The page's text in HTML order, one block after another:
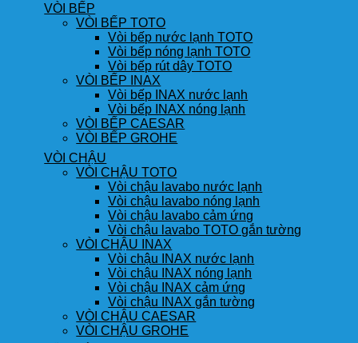
VÒI BẾP
VÒI BẾP TOTO
Vòi bếp nước lạnh TOTO
Vòi bếp nóng lạnh TOTO
Vòi bếp rút dây TOTO
VÒI BẾP INAX
Vòi bếp INAX nước lạnh
Vòi bếp INAX nóng lạnh
VÒI BẾP CAESAR
VÒI BẾP GROHE
VÒI CHẬU
VÒI CHẬU TOTO
Vòi chậu lavabo nước lạnh
Vòi chậu lavabo nóng lạnh
Vòi chậu lavabo cảm ứng
Vòi chậu lavabo TOTO gắn tường
VÒI CHẬU INAX
Vòi chậu INAX nước lạnh
Vòi chậu INAX nóng lạnh
Vòi chậu INAX cảm ứng
Vòi chậu INAX gắn tường
VÒI CHẬU CAESAR
VÒI CHẬU GROHE